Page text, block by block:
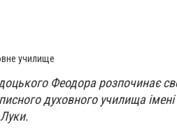
училище
Феодора розпочинає
духовного училища імені